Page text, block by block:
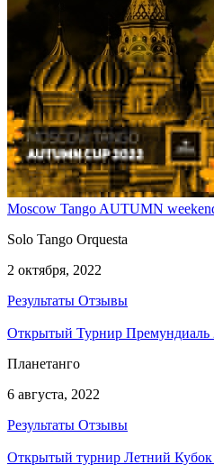
Moscow Tango AUTUMN
Solo Tango Orquesta
2 октября, 2022
Результаты Отзывы
Открытый Турнир Премундиаль
Планетанго
6 августа, 2022
Результаты Отзывы
Открытый турнир Летний Кубок